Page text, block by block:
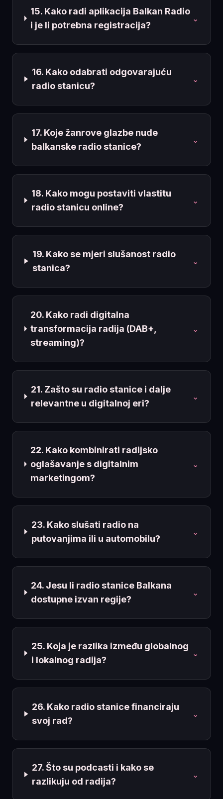
15. Kako radi aplikacija Balkan Radio
i je li potrebna registracija?
⌄
16. Kako odabrati odgovarajuću
radio stanicu?
⌄
17. Koje žanrove glazbe nude
balkanske radio stanice?
⌄
18. Kako mogu postaviti vlastitu
radio stanicu online?
⌄
19. Kako se mjeri slušanost radio
stanica?
⌄
20. Kako radi digitalna
transformacija radija (DAB+,
streaming)?
⌄
21. Zašto su radio stanice i dalje
relevantne u digitalnoj eri?
⌄
22. Kako kombinirati radijsko
oglašavanje s digitalnim
marketingom?
⌄
23. Kako slušati radio na
putovanjima ili u automobilu?
⌄
24. Jesu li radio stanice Balkana
dostupne izvan regije?
⌄
25. Koja je razlika između globalnog
i lokalnog radija?
⌄
26. Kako radio stanice financiraju
svoj rad?
⌄
27. Što su podcasti i kako se
razlikuju od radija?
⌄